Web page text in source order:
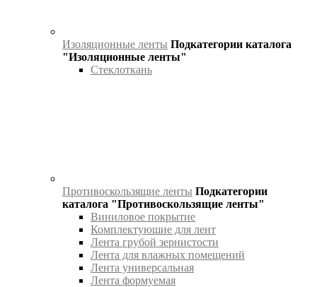
Изоляционные ленты Подкатегории каталога
"Изоляционные ленты"
Стеклоткань
Противоскользящие ленты Подкатегории
каталога "Противоскользящие ленты"
Виниловое покрытие
Комплектуюшие для лент
Лента грубой зернистости
Лента для влажных помещений
Лента универсальная
Лента формуемая